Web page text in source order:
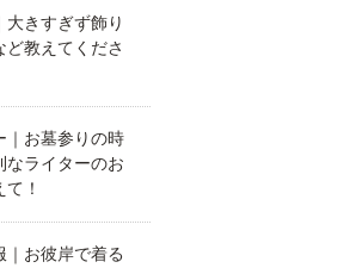
大きすぎず飾り
ど教えてくださ
｜お墓参りの時
なライターのお
！
｜お彼岸で着る